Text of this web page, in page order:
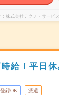
株式会社テクノ・サービス
給！平日
録OK 派遣